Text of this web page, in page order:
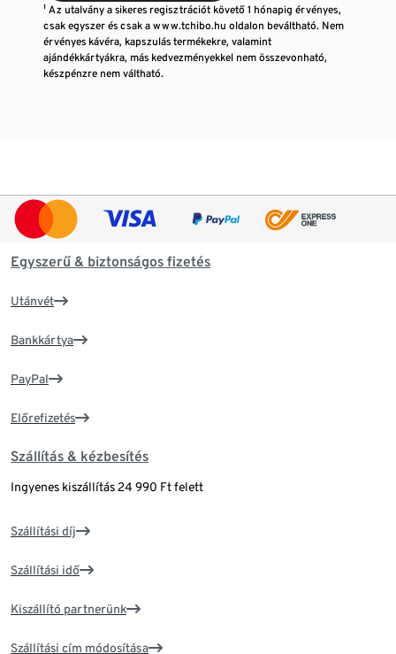
¹ Az utalvány a sikeres regisztrációt követő 1 hónapig érvényes,
csak egyszer és csak a www.tchibo.hu oldalon beváltható. Nem
érvényes kávéra, kapszulás termékekre, valamint
ajándékkártyákra, más kedvezményekkel nem összevonható,
készpénzre nem váltható.
Egyszerű & biztonságos fizetés
Utánvét
Bankkártya
PayPal
Előrefizetés
Szállítás & kézbesítés
Ingyenes kiszállítás 24 990 Ft felett
Szállítási díj
Szállítási idő
Kiszállító partnerünk
Szállítási cím módosítása